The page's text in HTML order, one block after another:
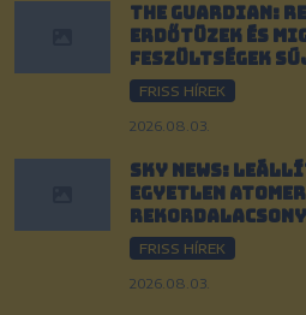
The Guardian:
erdőtüzek és
feszültségek
FRISS HÍREK
2026.08.03.
Sky News:
egyetlen
FRISS HÍREK
2026.08.03.